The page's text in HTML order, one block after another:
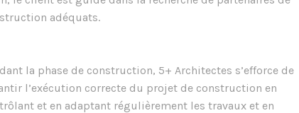
adéquats.
la phase de construction, 5+ Architectes s’efforce de
l’exécution correcte du projet de construction en
et en adaptant régulièrement les travaux et en